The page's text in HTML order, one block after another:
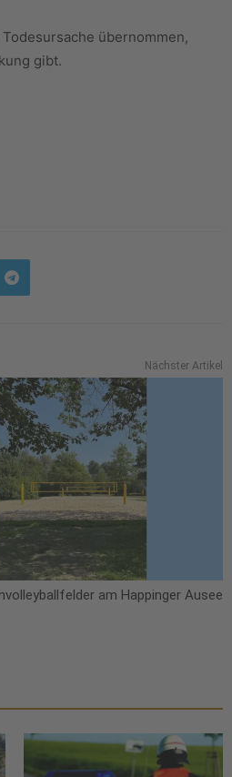
übernommen,
gibt.
Nächster Artikel
am Happinger Ausee